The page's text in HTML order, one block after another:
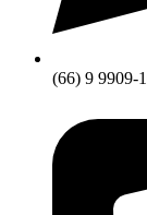
(66) 9 9909-